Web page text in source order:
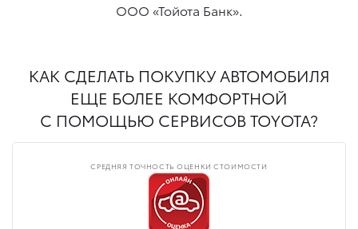
ООО «Тойота Банк».
КАК СДЕЛАТЬ ПОКУПКУ АВТОМОБИЛЯ
ЕЩЕ БОЛЕЕ КОМФОРТНОЙ
С ПОМОЩЬЮ СЕРВИСОВ TOYOTA?
СРЕДНЯЯ ТОЧНОСТЬ ОЦЕНКИ СТОИМОСТИ